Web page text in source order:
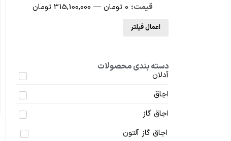
0 تومان —
315,100,000 تومان
اعمال فیلتر
دسته بندی محصولات
آدلان
اجاق
اجاق گاز
اجاق گاز آلتون